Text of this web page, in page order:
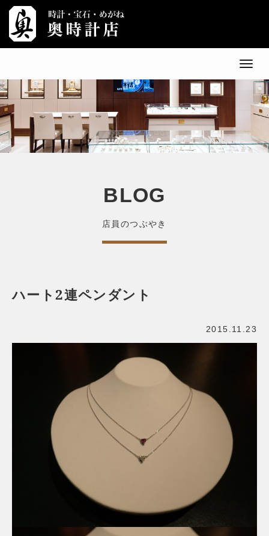
メ
ニ
ュ
ー
BLOG
店員のつぶやき
ハート2連ペンダント
2015.11.23